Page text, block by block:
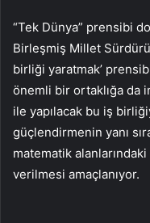
“Tek Dünya” prensibi
Birleşmiş Millet
birliği yaratmak’
önemli bir ortaklığa da
ile yapılacak bu iş
güçlendirmenin yanı
matematik
verilmesi amaçlanıyor.